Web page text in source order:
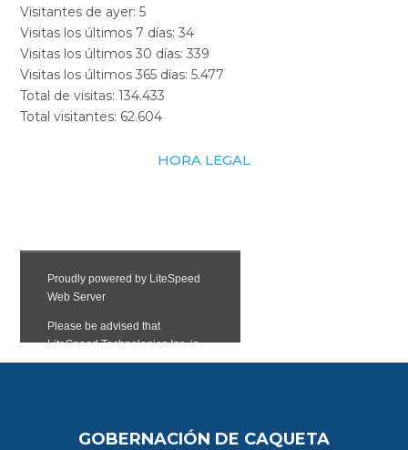
Visitantes de ayer:5
Visitas los últimos 7 días:34
Visitas los últimos 30 días:339
Visitas los últimos 365 días:5.477
Total de visitas:134.433
Total visitantes: 62.604
HORA LEGAL
GOBERNACIÓN DE CAQUETA